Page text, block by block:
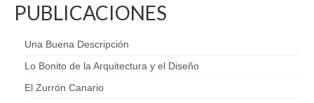
PUBLICACIONES
Una Buena Descripción
Lo Bonito de la Arquitectura y el Diseño
El Zurrón Canario